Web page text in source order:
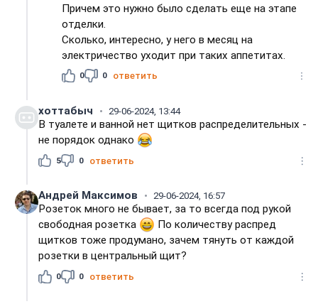
Причем это нужно было сделать еще на этапе
отделки.
Сколько, интересно, у него в месяц на
электричество уходит при таких аппетитах.
0 0 ответить
хоттабыч 29-06-2024, 13:44
В туалете и ванной нет щитков распределительных -
не порядок однако
5 0 ответить
Андрей Максимов 29-06-2024, 16:57
Розеток много не бывает, за то всегда под рукой
свободная розетка
По количеству распред
щитков тоже продумано, зачем тянуть от каждой
розетки в центральный щит?
0 0 ответить